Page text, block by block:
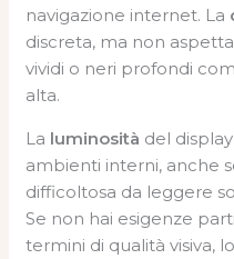
navigazione internet. La
discreta, ma non
vividi o neri profondi
alta.
La luminosità del
ambienti interni, anche
difficoltosa da leggere
Se non hai esigenze
termini di qualità visiva,